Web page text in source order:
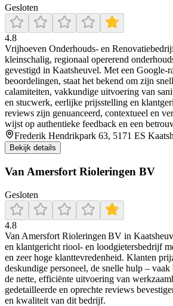
Gesloten
4.8
Vrijhoeven Onderhouds- en
kleinschalig, regionaal opererend
gevestigd in Kaatsheuvel. Met een
beoordelingen, staat het bekend om zijn
calamiteiten, vakkundige uitvoering van
en stucwerk, eerlijke prijsstelling en
reviews zijn genuanceerd, contextueel en
wijst op authentieke feedback en een
Frederik Hendrikpark 63, 5171 ES
Bekijk details
Van Amersfort Rioleringen BV
Gesloten
4.8
Van Amersfort Rioleringen BV in
en klantgericht riool- en loodgietersbedrijf
en zeer hoge klanttevredenheid. Klanten
deskundige personeel, de snelle hulp –
de nette, efficiënte uitvoering van
gedetailleerde en oprechte reviews
en kwaliteit van dit bedrijf.